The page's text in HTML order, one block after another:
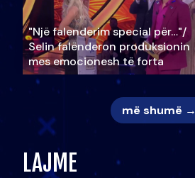
"Një falenderim special për…"/
Selin falënderon produksionin
mes emocionesh të forta
më shumë →
LAJME